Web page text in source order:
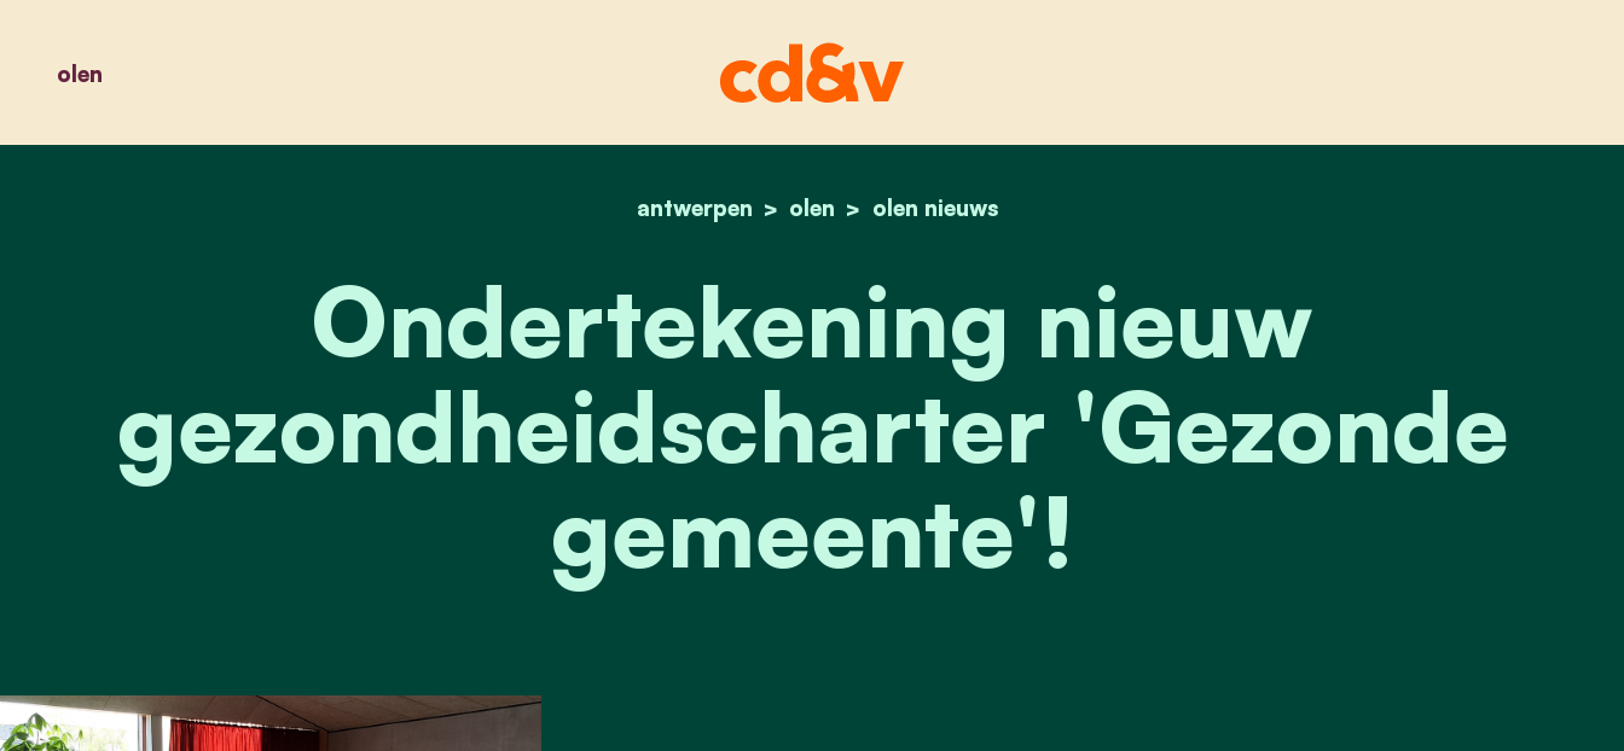
olen
home
antwerpen olen olen nieuws
ondertekening nieuw gezondheidscharter
Ondertekening nieuw
gezondheidscharter 'Gezonde
gemeente'!